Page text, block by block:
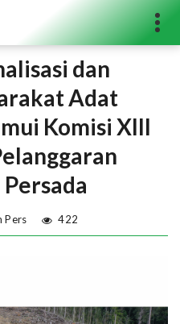
dan
Adat
Komisi XIII
Pers 422